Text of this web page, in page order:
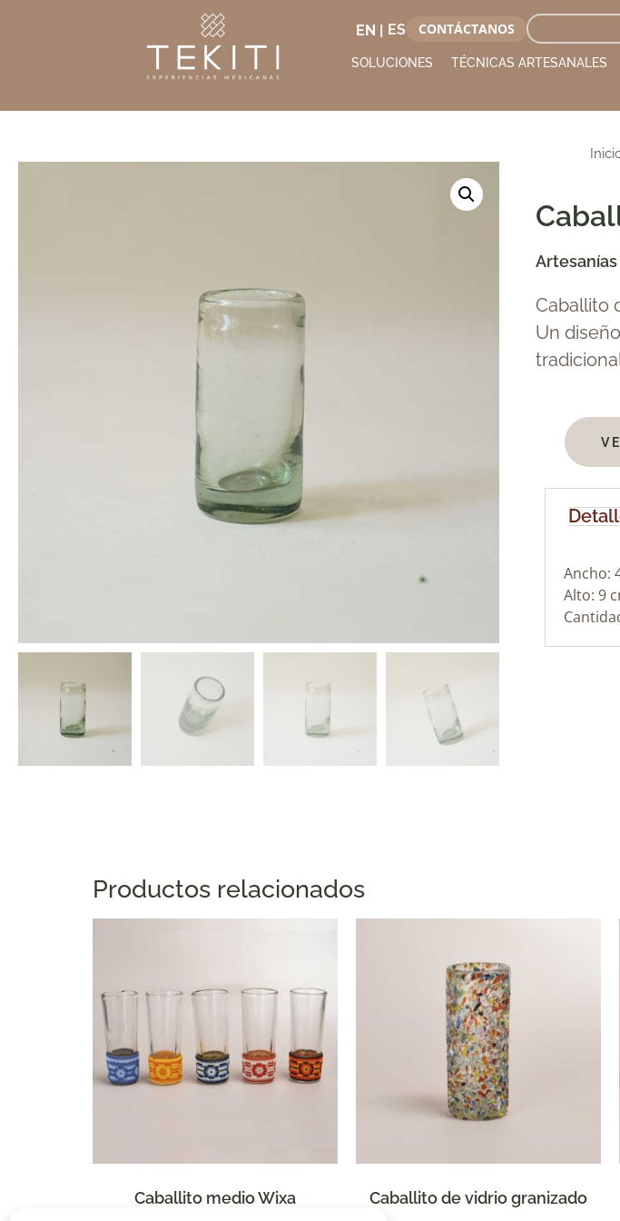
EN | CONTÁCTANOS
SOLUCIONES TÉCNICAS ARTESANALES
Caballito
Un
Ancho:
Alto: 9
Productos relacionados
Caballito medio Wixa Caballito de vidrio granizado